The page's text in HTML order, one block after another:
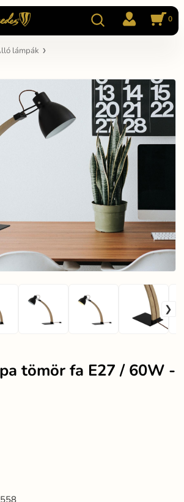
0
lámpák
tömör fa E27 / 60W -